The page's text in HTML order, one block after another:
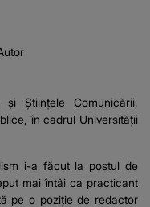
Științele Comunicării,
în cadrul Universității
i-a făcut la postul de
mai întâi ca practicant
pe o poziție de redactor